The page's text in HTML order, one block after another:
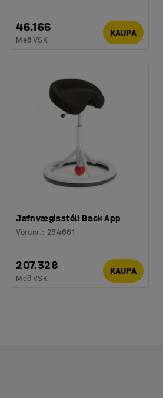
46.166
Með VSK
KAUPA
Jafnvægisstóll Back App
Vörunr.: 234661
207.328
Með VSK
KAUPA